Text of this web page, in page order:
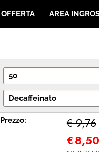
poi clicca sul pulsante
E-mail:
Password:
Hai perso la
AREA
Prezzo: € 9,76
€8,50